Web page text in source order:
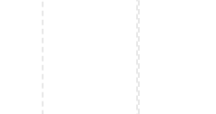
رجالي شيك وأشهر أماكن البيع